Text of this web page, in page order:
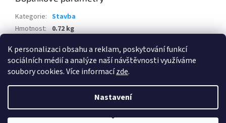
K personalizaci obsahu a reklam, poskytování funkcí
sociálních médií a analýze naší návštěvnosti využíváme
soubory cookies. Více informacízde.
Nastavení
Kategorie: Stavba
Hmotnost: 0.72 kg
Copyright 2026Praktis.cz. Všechna práva vyhrazena.Upravit